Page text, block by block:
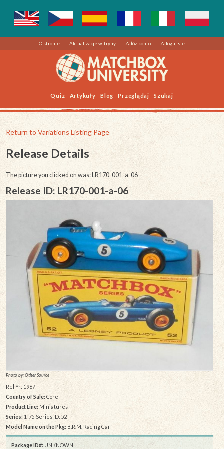
O stronie Aktualizacje witryny Załóż konto Zaloguj sie
Quiz Artykuły Blog Przeglądaj Szukaj
Return to Variations Listing Page
Release Details
The picture you clicked on was: LR170-001-a-06
Release ID: LR170-001-a-06
Photo by: Other Source
Rel Yr: 1967
Country of Sale: Core
Product Line: Miniatures
Series: 1-75 Series ID: 52
Model Name on the Pkg: B.R.M. Racing Car
Package ID#: UNKNOWN